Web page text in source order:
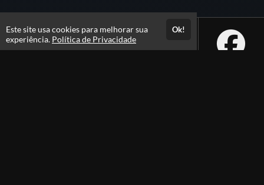
Este site usa cookies para melhorar sua
experiência. Política de Privacidade
Ok!